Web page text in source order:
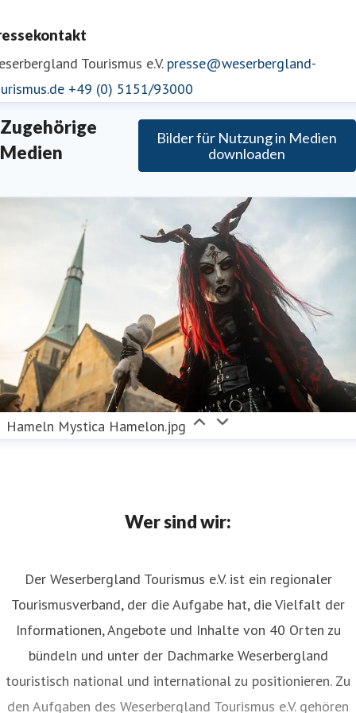
Tourismus e.V. presse@weserbergland-
+49 (0) 5151/93000
Zugehörige
Medien
Bilder für Nutzung in Medien
downloaden
Hameln Mystica Hamelon.jpg
Wer sind wir:
Der Weserbergland Tourismus e.V. ist ein regionaler
Tourismusverband, der die Aufgabe hat, die Vielfalt der
Informationen, Angebote und Inhalte von 40 Orten zu
bündeln und unter der Dachmarke Weserbergland
touristisch national und international zu positionieren. Zu
den Aufgaben des Weserbergland Tourismus e.V. gehören